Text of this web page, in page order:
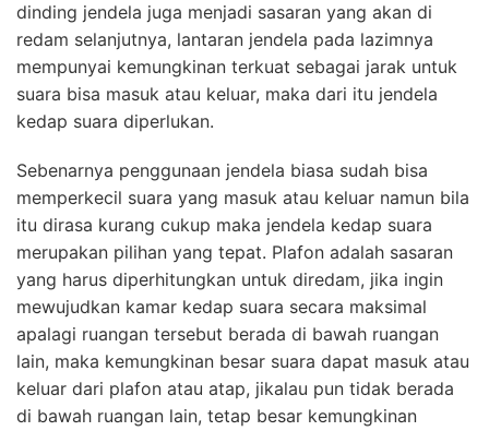
dinding jendela juga menjadi sasaran yang akan di
redam selanjutnya, lantaran jendela pada lazimnya
mempunyai kemungkinan terkuat sebagai jarak untuk
suara bisa masuk atau keluar, maka dari itu jendela
kedap suara diperlukan.
Sebenarnya penggunaan jendela biasa sudah bisa
memperkecil suara yang masuk atau keluar namun bila
itu dirasa kurang cukup maka jendela kedap suara
merupakan pilihan yang tepat. Plafon adalah sasaran
yang harus diperhitungkan untuk diredam, jika ingin
mewujudkan kamar kedap suara secara maksimal
apalagi ruangan tersebut berada di bawah ruangan
lain, maka kemungkinan besar suara dapat masuk atau
keluar dari plafon atau atap, jikalau pun tidak berada
di bawah ruangan lain, tetap besar kemungkinan